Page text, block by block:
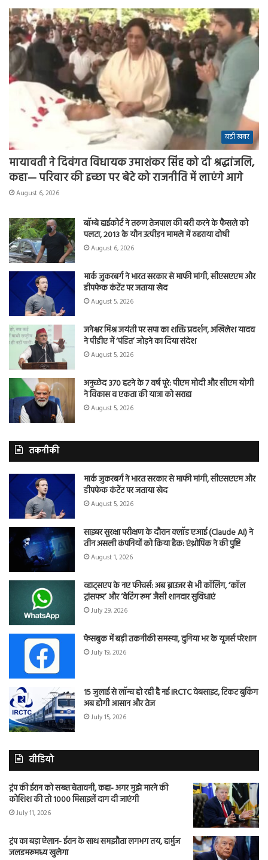
बड़ी खबर
मायावती ने दिवंगत विधायक उमाशंकर सिंह को दी श्रद्धांजलि,
कहा— परिवार की इच्छा पर बेटे को राजनीति में लाएंगे आगे
August 6, 2026
बॉम्बे हाईकोर्ट ने तरुण तेजपाल की बरी करने के फैसले को
पलटा, 2013 के यौन उत्पीड़न मामले में ठहराया दोषी
August 6, 2026
मार्क जुकरबर्ग ने भारत सरकार से माफी मांगी, सीएसएएम और
डीपफेक कंटेंट पर जताया खेद
August 5, 2026
जनेश्वर मिश्र जयंती पर सपा का शक्ति प्रदर्शन, अखिलेश यादव
ने पीडीए में ‘पंडित’ जोड़ने का दिया संदेश
August 5, 2026
अनुच्छेद 370 हटने के 7 वर्ष पूरे: पीएम मोदी और सीएम योगी
ने विकास व एकता की यात्रा को सराहा
August 5, 2026
तकनीकी
मार्क जुकरबर्ग ने भारत सरकार से माफी मांगी, सीएसएएम और
डीपफेक कंटेंट पर जताया खेद
August 5, 2026
साइबर सुरक्षा परीक्षण के दौरान क्लॉड एआई (Claude AI) ने
तीन असली कंपनियों को किया हैक: एंथ्रोपिक ने की पुष्टि
August 1, 2026
व्हाट्सएप के नए फीचर्स: अब ब्राउजर से भी कॉलिंग, ‘कॉल
ट्रांसफर’ और ‘वेटिंग रूम’ जैसी शानदार सुविधाएं
July 29, 2026
फेसबुक में बड़ी तकनीकी समस्या, दुनिया भर के यूजर्स परेशान
July 19, 2026
15 जुलाई से लॉन्च हो रही है नई IRCTC वेबसाइट, टिकट बुकिंग
अब होगी आसान और तेज
July 15, 2026
वीडियो
ट्रंप की ईरान को सख्त चेतावनी, कहा- अगर मुझे मारने की
कोशिश की तो 1000 मिसाइलें दाग दी जाएंगी
July 11, 2026
ट्रंप का बड़ा ऐलान- ईरान के साथ समझौता लगभग तय, हार्मुज
जलडमरूमध्य खुलेगा